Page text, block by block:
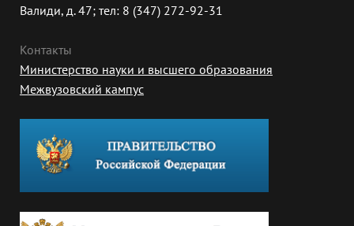
Валиди, д. 47; тел: 8 (347) 272-92-31
Контакты
Министерство науки и высшего образования
Межвузовский кампус